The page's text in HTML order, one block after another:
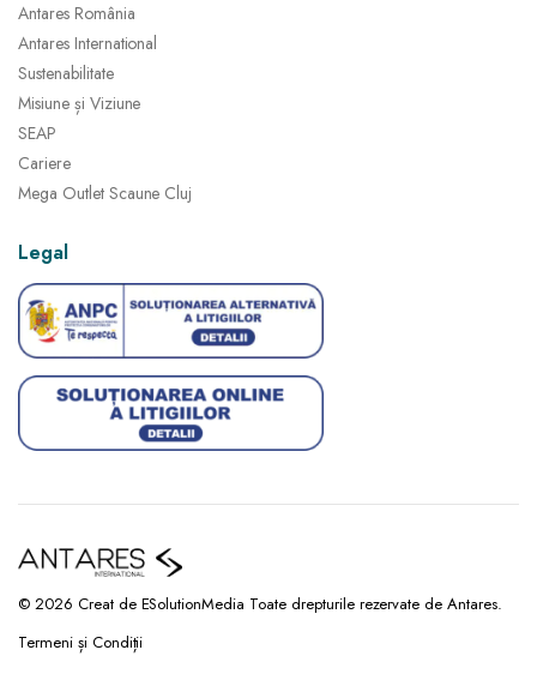
Antares România
Antares International
Sustenabilitate
Misiune și Viziune
SEAP
Cariere
Mega Outlet Scaune Cluj
Legal
© 2026 Creat de ESolutionMedia Toate drepturile rezervate de Antares.
Termeni și Condiții